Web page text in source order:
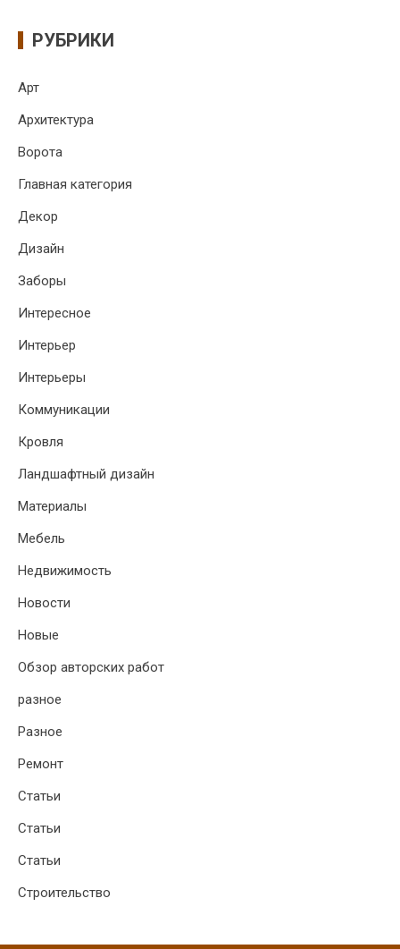
РУБРИКИ
Арт
Архитектура
Ворота
Главная категория
Декор
Дизайн
Заборы
Интересное
Интерьер
Интерьеры
Коммуникации
Кровля
Ландшафтный дизайн
Материалы
Мебель
Недвижимость
Новости
Новые
Обзор авторских работ
разное
Разное
Ремонт
Статьи
Статьи
Статьи
Строительство